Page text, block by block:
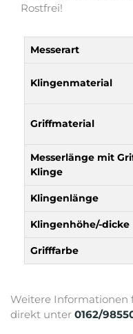
Rostfrei!
Messerart
Klingenmaterial
Griffmaterial
Messerlänge mit
Klinge
Klingenlänge
Klingenhöhe/-dicke
Grifffarbe
Weitere Informationen
direkt unter 0162/